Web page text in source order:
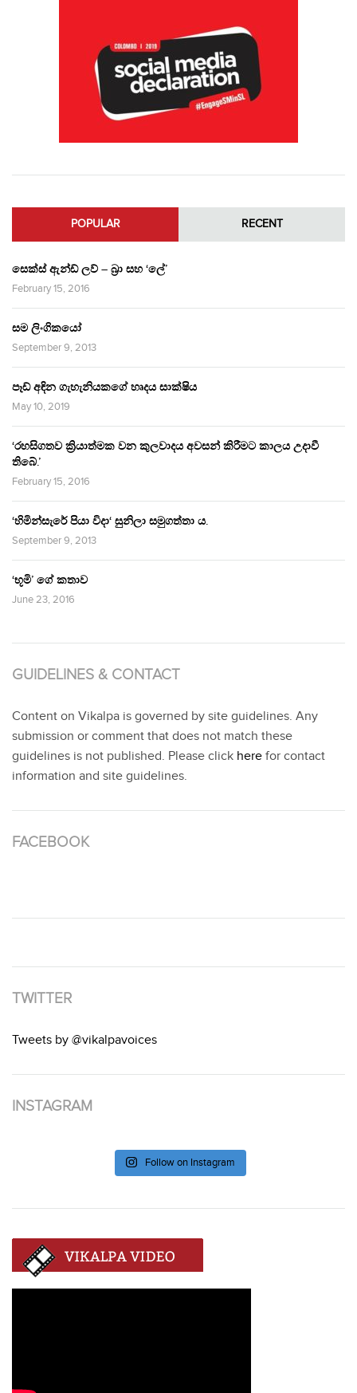
POPULAR RECENT
සෙක්ස් ඇන්ඩ් ලව් – බ්‍රා සහ ‘ලේ’
February 15, 2016
සම ලිංගිකයෝ
September 9, 2013
පෑඩ් අඳින ගැහැනියකගේ හෘදය සාක්ෂිය
May 10, 2019
‘රහසිගතව ක්‍රියාත්මක වන කුලවාදය අවසන් කිරීමට කාලය උදාවී
තිබේ.’
February 15, 2016
‘හිමින්සැරේ පියා විදා‘ සුනිලා සමුගත්තා ය.
September 9, 2013
‘භූමි’ ගේ කතාව
June 23, 2016
GUIDELINES & CONTACT
Content on Vikalpa is governed by site guidelines. Any
submission or comment that does not match these
guidelines is not published. Please click here for contact
information and site guidelines.
FACEBOOK
TWITTER
Tweets by @vikalpavoices
INSTAGRAM
Follow on Instagram